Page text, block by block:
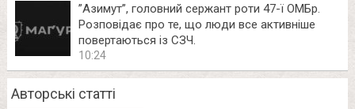
⁨”Азимут”, головний сержант роти 47-ї ОМБр.
Розповідає про те, що люди все активніше
повертаються із СЗЧ.
10:24
Авторські статті